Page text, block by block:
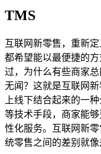
TMS
互联网新零售，重新
都希望能以最便捷的
过，为什么有些商家
无闻？这就是互联网
上线下结合起来的一
等技术手段，商家能
性化服务。互联网新
统零售之间的差别就